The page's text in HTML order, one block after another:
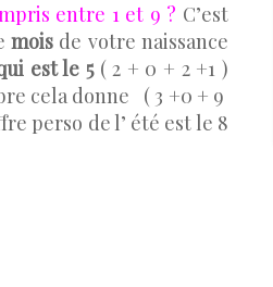
entre 1 et 9 ? C’est
moisde votre naissance
est le 5( 2 + 0 + 2 +1 )
cela donne ( 3 +0 + 9
perso de l’ été est le 8